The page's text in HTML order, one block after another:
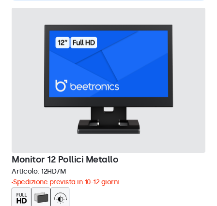
Monitor 12 Pollici Metallo
Articolo: 12HD7M
Spedizione prevista in 10-12 giorni